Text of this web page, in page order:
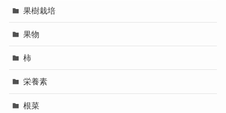
果樹栽培
果物
柿
栄養素
根菜